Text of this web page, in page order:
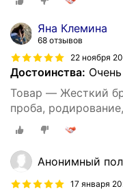
Яна Клемина
68 отзывов
22 ноября
Достоинства:
Товар — Жесткий
проба,
Анонимный
17 января